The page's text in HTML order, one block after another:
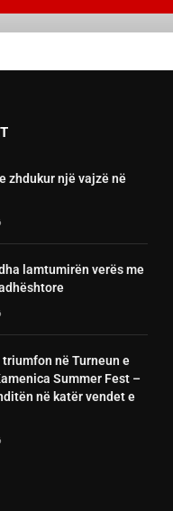
zhdukur një vajzë në
lamtumirën verës me
triumfon në Turneun e
Summer Fest –
në katër vendet e